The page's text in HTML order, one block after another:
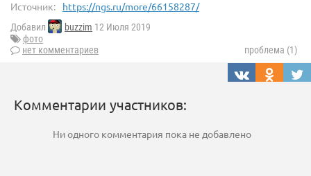
Источник: https://ngs.ru/more/66158287/
Добавил buzzim 12 Июля 2019
фото
нет комментариев
проблема (1)
Комментарии участников:
Ни одного комментария пока не добавлено